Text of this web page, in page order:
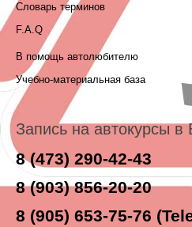
Словарь терминов
F.A.Q
В помощь автолюбителю
Учебно-материальная база
Запись на автокурсы в
8 (473) 290-42-43
8 (903) 856-20-20
8 (905) 653-75-76